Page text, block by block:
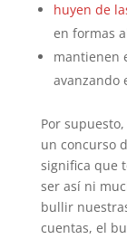
huyen de
en formas
mantienen
avanzando
Por
un concurso
significa que
ser así ni
bullir
cuentas, el